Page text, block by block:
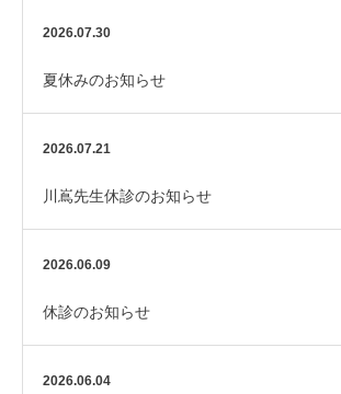
2026.07.30
夏休みのお知らせ
2026.07.21
川嶌先生休診のお知らせ
2026.06.09
休診のお知らせ
2026.06.04